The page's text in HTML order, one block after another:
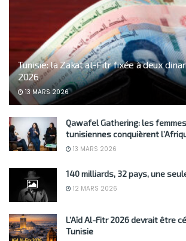
Tunisie: la Zakat al-Fitr fixée à deux
2026
13 MARS 2026
Qawafel Gathering: les
tunisiennes conquièrent
13 MARS 2026
140 milliards, 32 pays, une
12 MARS 2026
L’Aïd Al-Fitr 2026 devrait être
Tunisie